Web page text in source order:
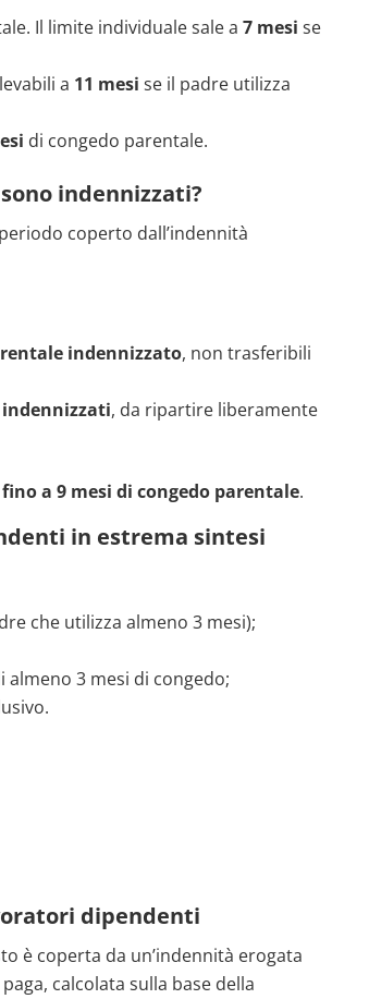
Il limite individuale sale a7 mesi se
a 11 mesi se il padre utilizza
di congedo parentale.
indennizzati?
coperto dall’indennità
indennizzato, non trasferibili
, da ripartire liberamente
a 9 mesi di congedo parentale.
in estrema sintesi
che utilizza almeno 3 mesi);
almeno 3 mesi di congedo;
dipendenti
è coperta da un’indennità erogata
calcolata sulla base della